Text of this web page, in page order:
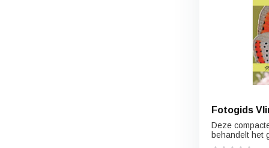
Fotogids
Deze
behandelt het